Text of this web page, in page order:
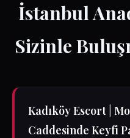
İstanbul
Sizinle
Kadıköy Escort |
Caddesinde Keyfi